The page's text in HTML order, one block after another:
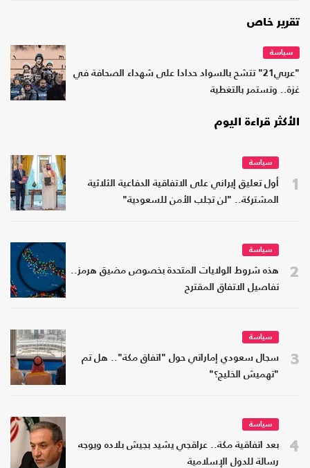
تقرير خاص
سياسة
"عربي21" تتشح بالسواد حدادا على شهداء الصحافة في
غزة.. وتستمر بالتغطية
الأكثر قراءة اليوم
1
سياسة
أول تعليق إيراني على الاتفاقية الدفاعية الثلاثية
المشتركة.. "لن تجلب الأمن للسعودية"
2
سياسة
هذه شروط الولايات المتحدة بخصوص مضيق هرمز..
تفاصيل الاتفاق المقترح
3
سياسة
سجال سعودي إماراتي حول "اتفاق مكة".. هل تم
"تهميش الخليج؟"
4
سياسة
بعد اتفاقية مكة.. عراقجي يشيد بجيش بلاده ويوجه
رسالة للدول الإسلامية